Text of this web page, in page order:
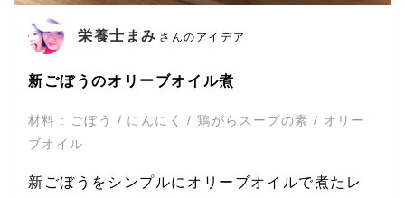
栄養士まみ さんのアイデア
新ごぼうのオリーブオイル煮
材料 : ごぼう / にんにく / 鶏がらスープの素 / オリー
ブオイル
新ごぼうをシンプルにオリーブオイルで煮たレ